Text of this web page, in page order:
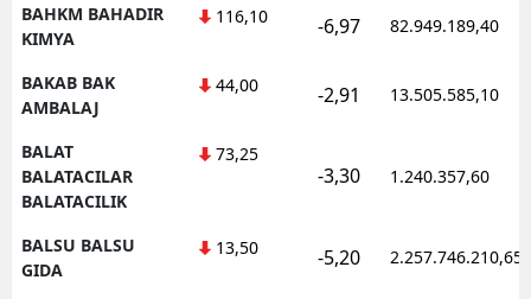
BAHKM BAHADIR
KIMYA
116,10 -6,97 82.949.189,40
BAKAB BAK
AMBALAJ
44,00 -2,91 13.505.585,10
BALAT
BALATACILAR
BALATACILIK
73,25
-3,30 1.240.357,60
BALSU BALSU
GIDA
13,50 -5,20 2.257.746.210,65